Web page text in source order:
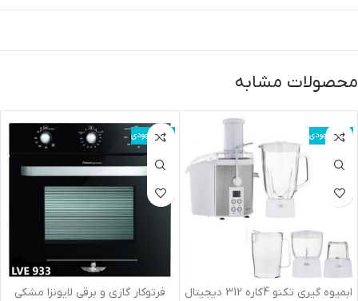
محصولات مشابه
اتمام موجودی
ابميوه گيري تکنو 4کاره 312 ديجيتال
اتمام موجودی
فرتوکار گازي و برقي لايونزا مشکي